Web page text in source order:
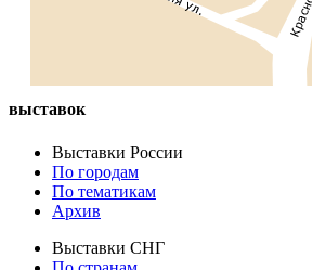
выставок
Выставки России
По городам
По тематикам
Архив
Выставки СНГ